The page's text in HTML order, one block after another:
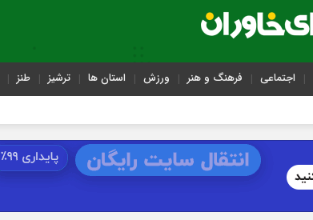
اجتماعی فرهنگ و هنر ورزش استان ها ترشیز طنز